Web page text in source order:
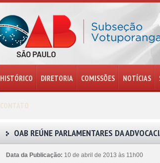
HISTÓRICO DIRETORIA COMISSÕES NOTÍCIAS
CONTATO
OAB REÚNE PARLAMENTARES DA
Data da Publicação: 10 de abril de 2013 às 11h00